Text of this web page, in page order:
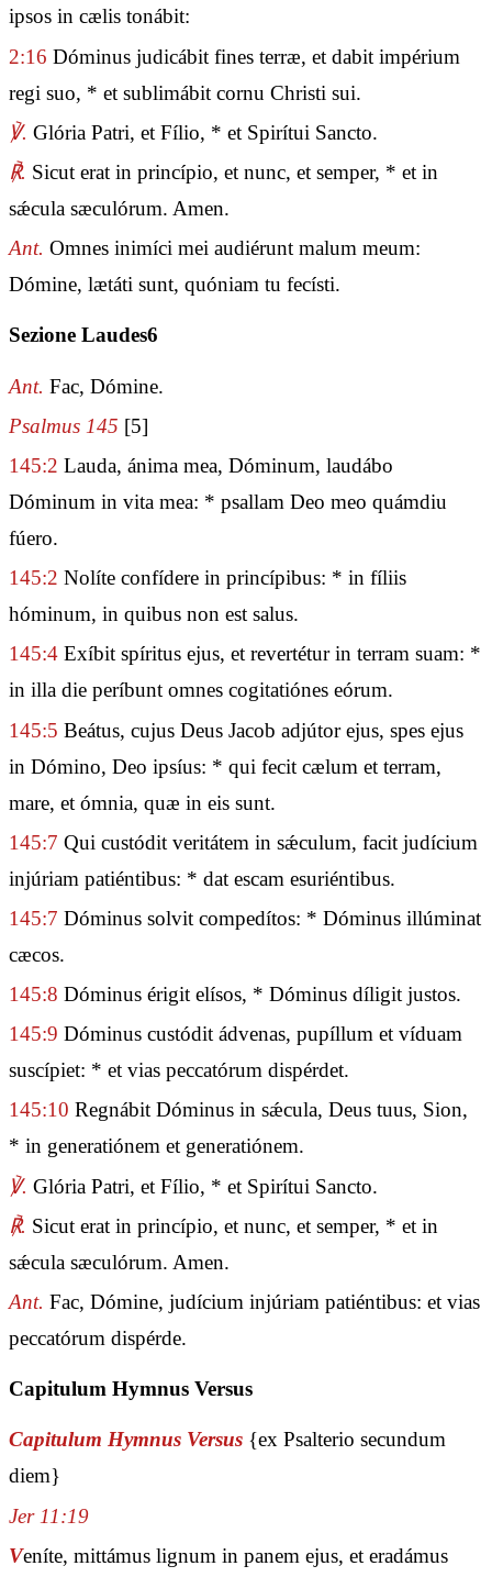
ipsos in cælis tonábit:
2:16 Dóminus judicábit fines terræ, et dabit impérium
regi suo, * et sublimábit cornu Christi sui.
℣. Glória Patri, et Fílio, * et Spirítui Sancto.
℟. Sicut erat in princípio, et nunc, et semper, * et in
sǽcula sæculórum. Amen.
Ant. Omnes inimíci mei audiérunt malum meum:
Dómine, lætáti sunt, quóniam tu fecísti.
Sezione Laudes6
Ant. Fac, Dómine.
Psalmus 145 [5]
145:2 Lauda, ánima mea, Dóminum, laudábo
Dóminum in vita mea: * psallam Deo meo quámdiu
fúero.
145:2 Nolíte confídere in princípibus: * in fíliis
hóminum, in quibus non est salus.
145:4 Exíbit spíritus ejus, et revertétur in terram suam: *
in illa die períbunt omnes cogitatiónes eórum.
145:5 Beátus, cujus Deus Jacob adjútor ejus, spes ejus
in Dómino, Deo ipsíus: * qui fecit cælum et terram,
mare, et ómnia, quæ in eis sunt.
145:7 Qui custódit veritátem in sǽculum, facit judícium
injúriam patiéntibus: * dat escam esuriéntibus.
145:7 Dóminus solvit compedítos: * Dóminus illúminat
cæcos.
145:8 Dóminus érigit elísos, * Dóminus díligit justos.
145:9 Dóminus custódit ádvenas, pupíllum et víduam
suscípiet: * et vias peccatórum dispérdet.
145:10 Regnábit Dóminus in sǽcula, Deus tuus, Sion,
* in generatiónem et generatiónem.
℣. Glória Patri, et Fílio, * et Spirítui Sancto.
℟. Sicut erat in princípio, et nunc, et semper, * et in
sǽcula sæculórum. Amen.
Ant. Fac, Dómine, judícium injúriam patiéntibus: et vias
peccatórum dispérde.
Capitulum Hymnus Versus
Capitulum Hymnus Versus {ex Psalterio secundum
diem}
Jer 11:19
Veníte, mittámus lignum in panem ejus, et eradámus